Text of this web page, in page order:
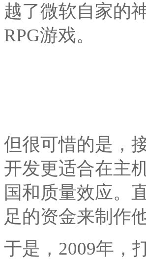
越了微软自家的
RPG游戏。
但很可惜的是，
开发更适合在主
国和质量效应。
足的资金来制作
于是，2009年，